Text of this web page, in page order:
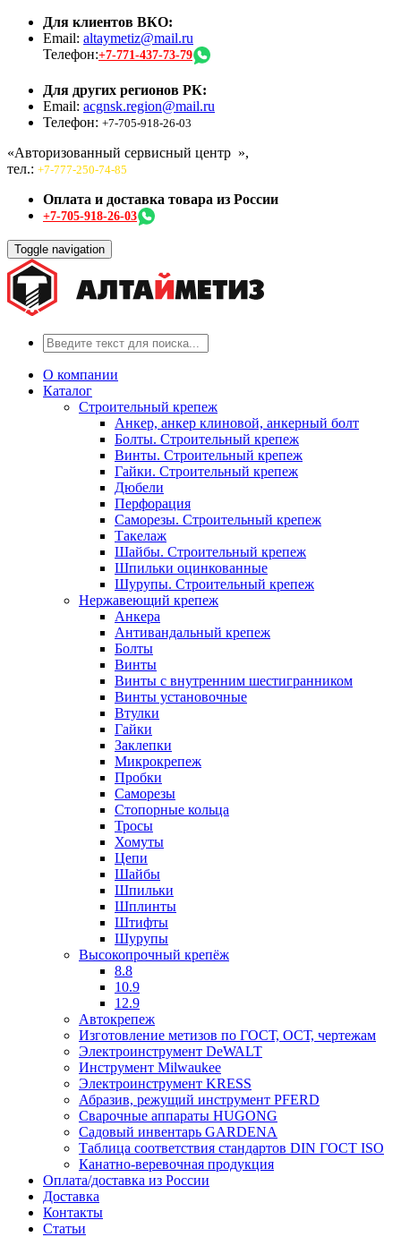
Для клиентов ВКО:
Email: altaymetiz@mail.ru
Телефон:+7-771-437-73-79
Для других регионов РК:
Email: acgnsk.region@mail.ru
Телефон: +7-705-918-26-03
«Авторизованный сервисный центр »,
тел.: +7-777-250-74-85
Оплата и доставка товара из России
+7-705-918-26-03
Toggle navigation
О компании
Каталог
Строительный крепеж
Анкер, анкер клиновой, анкерный болт
Болты. Строительный крепеж
Винты. Строительный крепеж
Гайки. Строительный крепеж
Дюбели
Перфорация
Саморезы. Строительный крепеж
Такелаж
Шайбы. Строительный крепеж
Шпильки оцинкованные
Шурупы. Строительный крепеж
Нержавеющий крепеж
Анкера
Антивандальный крепеж
Болты
Винты
Винты с внутренним шестигранником
Винты установочные
Втулки
Гайки
Заклепки
Микрокрепеж
Пробки
Саморезы
Стопорные кольца
Тросы
Хомуты
Цепи
Шайбы
Шпильки
Шплинты
Штифты
Шурупы
Высокопрочный крепёж
8.8
10.9
12.9
Автокрепеж
Изготовление метизов по ГОСТ, ОСТ, чертежам
Электроинструмент DeWALT
Инструмент Milwaukee
Электроинструмент KRESS
Абразив, режущий инструмент PFERD
Сварочные аппараты HUGONG
Садовый инвентарь GARDENA
Таблица соответствия стандартов DIN ГОСТ ISO
Канатно-веревочная продукция
Оплата/доставка из России
Доставка
Контакты
Статьи